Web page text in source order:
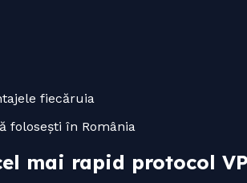
fiecăruia
folosești în România
mai rapid protocol